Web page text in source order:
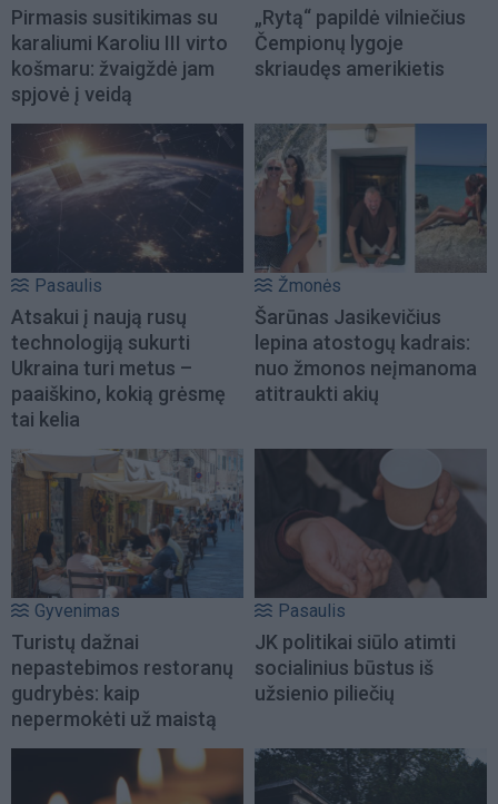
Pirmasis susitikimas su
karaliumi Karoliu III virto
košmaru: žvaigždė jam
spjovė į veidą
„Rytą“ papildė vilniečius
Čempionų lygoje
skriaudęs amerikietis
Pasaulis
Atsakui į naują rusų
technologiją sukurti
Ukraina turi metus –
paaiškino, kokią grėsmę
tai kelia
Žmonės
Šarūnas Jasikevičius
lepina atostogų kadrais:
nuo žmonos neįmanoma
atitraukti akių
Gyvenimas
Turistų dažnai
nepastebimos restoranų
gudrybės: kaip
nepermokėti už maistą
Pasaulis
JK politikai siūlo atimti
socialinius būstus iš
užsienio piliečių